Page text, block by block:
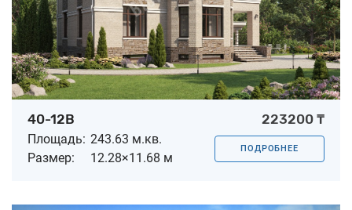
40-12B 223200 ₸
Площадь: 243.63 м.кв.
Размер:
12.28×11.68 м
ПОДРОБНЕЕ